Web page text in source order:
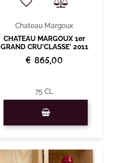
Chateau Margoux
CHATEAU MARGOUX 1er
GRAND CRU'CLASSE' 2011
€ 865,00
75 CL